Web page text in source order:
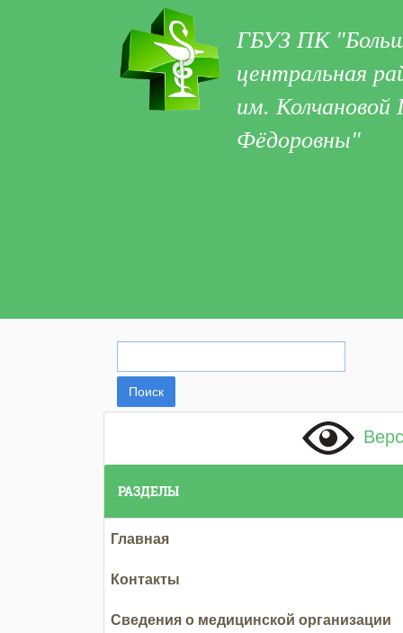
ГБУЗ ПК
центральная
им. Колчановой
Фёдоровны"
РАЗДЕЛЫ
Главная
Контакты
Сведения о медицинской организации